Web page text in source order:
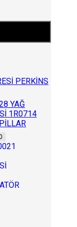
PERKİNS
YAĞ
1R0714